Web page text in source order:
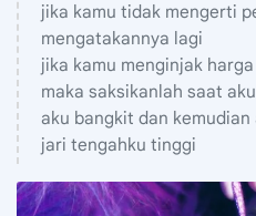
jika kamu tidak mengerti
mengatakannya lagi
jika kamu menginjak
maka saksikanlah saat
aku bangkit dan
jari tengahku tinggi